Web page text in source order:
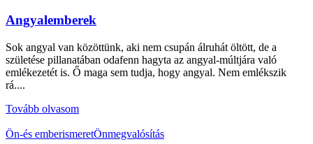
Angyalemberek
Sok angyal van közöttünk, aki nem csupán álruhát öltött, de a
születése pillanatában odafenn hagyta az angyal-múltjára való
emlékezetét is. Ő maga sem tudja, hogy angyal. Nem emlékszik
rá....
Tovább olvasom
Ön-és emberismeretÖnmegvalósítás